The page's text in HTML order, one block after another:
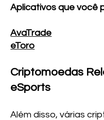
Aplicativos que você
AvaTrade
eToro
Criptomoedas
eSports
Além disso, várias